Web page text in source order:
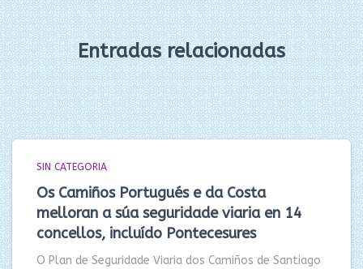
Entradas relacionadas
SIN CATEGORIA
Os Camiños Portugués e da Costa
melloran a súa seguridade viaria en 14
concellos, incluído Pontecesures
O Plan de Seguridade Viaria dos Camiños de Santiago